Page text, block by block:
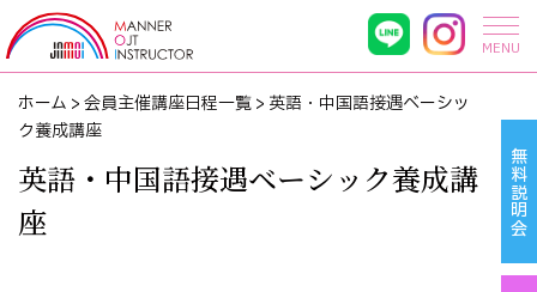
MENU
無料説明会
ホーム >会員主催講座日程一覧> 英語・中国語接遇ベーシッ
ク養成講座
英語・中国語接遇ベーシック養成講
座